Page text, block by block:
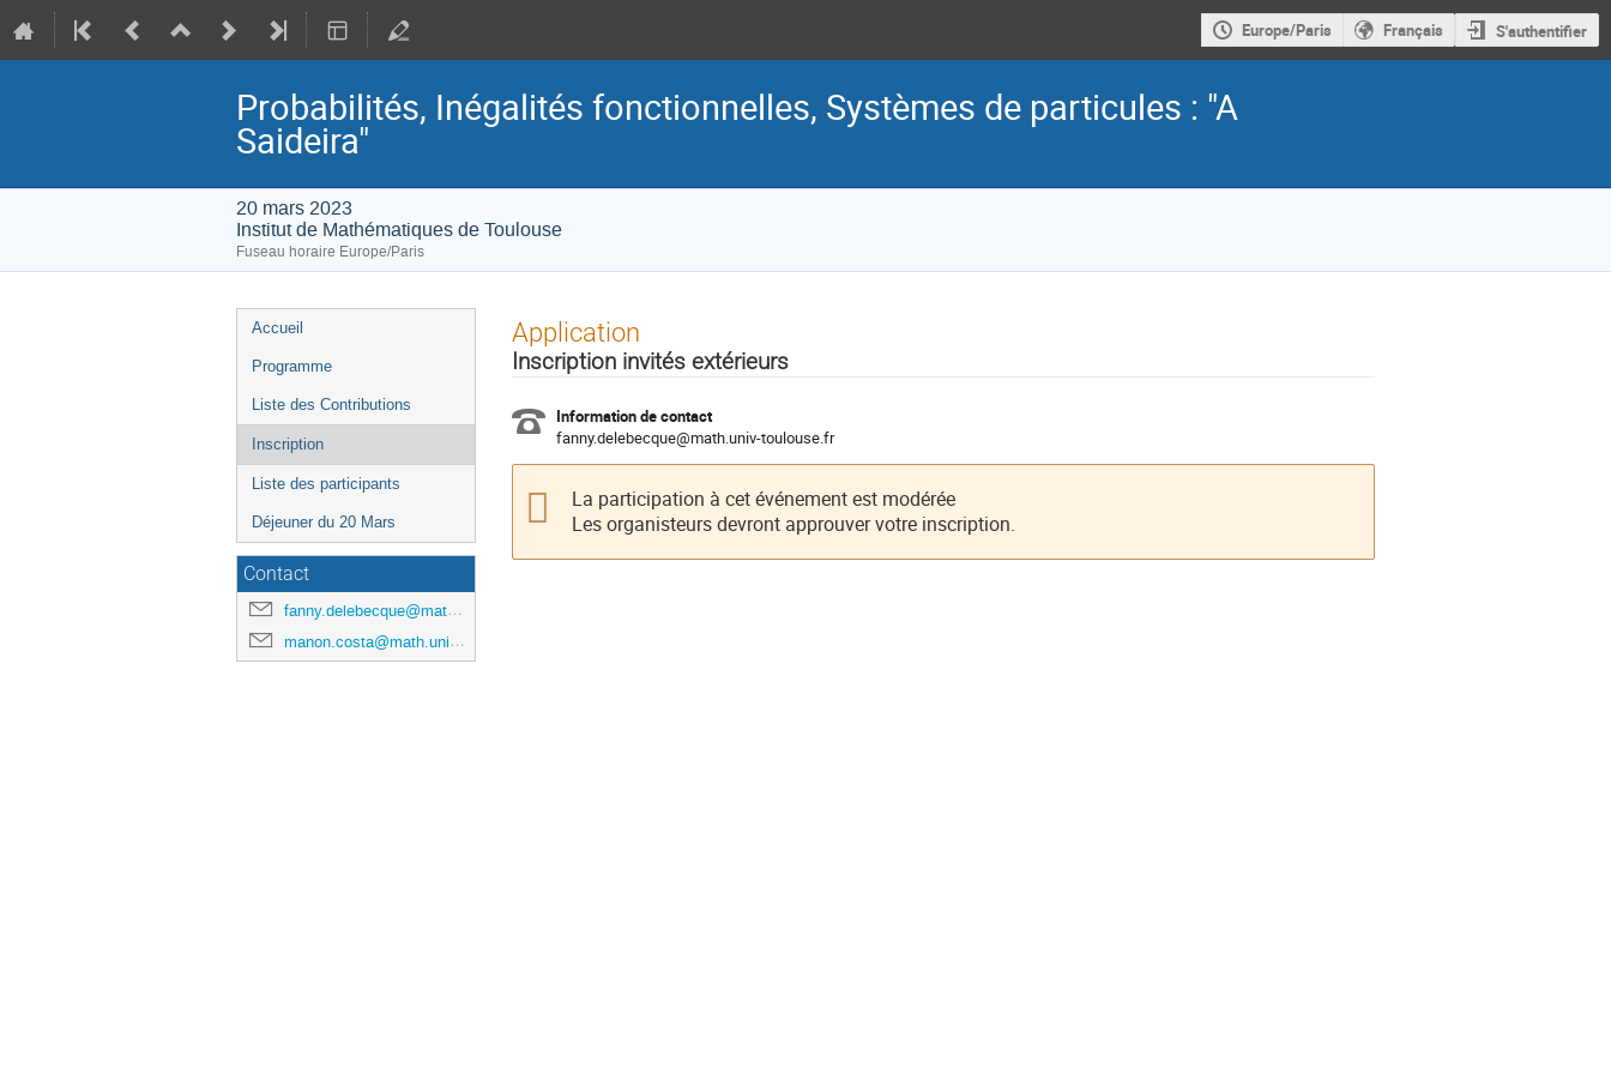
Europe/Paris Français S'authentifier
Probabilités, Inégalités fonctionnelles, Systèmes de particules : "A
Saideira"
20 mars 2023
Institut de Mathématiques de Toulouse
Fuseau horaire Europe/Paris
Menu
de
Accueil
Programme
Liste des Contributions
Inscription
Liste des participants
Déjeuner du 20 Mars
Contact
fanny.delebecque@math.univ-toulouse.fr
manon.costa@math.univ-toulouse.fr
Application
Inscription invités extérieurs
Information de contact
fanny.delebecque@math.univ-toulouse.fr
La participation à cet événement est modérée
Les organisteurs devront approuver votre inscription.